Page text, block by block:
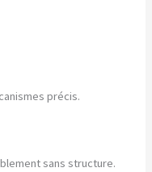
précis.
sans structure.